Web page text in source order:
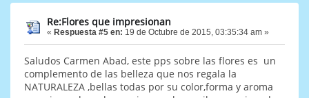
Re:Flores que impresionan
« Respuesta #5 en: 19 de Octubre de 2015, 03:35:34 am »
Saludos Carmen Abad, este pps sobre las flores es un
complemento de las belleza que nos regala la
NATURALEZA ,bellas todas por su color,forma y aroma